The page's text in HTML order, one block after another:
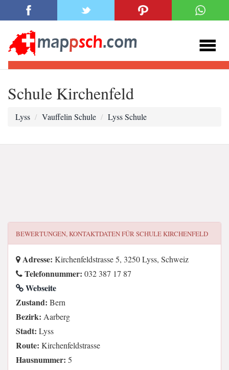
Schule Kirchenfeld
Lyss Vauffelin Schule Lyss Schule
BEWERTUNGEN, KONTAKTDATEN FÜRSCHULE KIRCHENFELD
Adresse: Kirchenfeldstrasse 5, 3250 Lyss, Schweiz
Telefonnummer: 032 387 17 87
Webseite
Zustand: Bern
Bezirk: Aarberg
Stadt: Lyss
Route: Kirchenfeldstrasse
Hausnummer: 5